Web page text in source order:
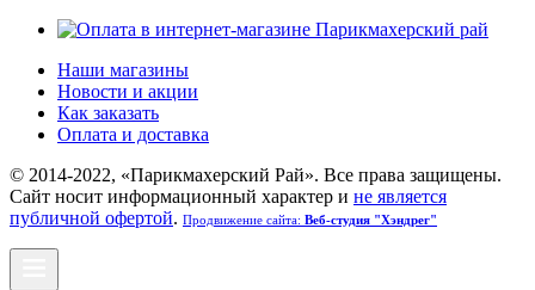
Наши магазины
Новости и акции
Как заказать
Оплата и доставка
© 2014-2022, «Парикмахерский Рай». Все права защищены.
Cайт носит информационный характер и не является
публичной офертой. Продвижение сайта: Веб-студия "Хэндрег"